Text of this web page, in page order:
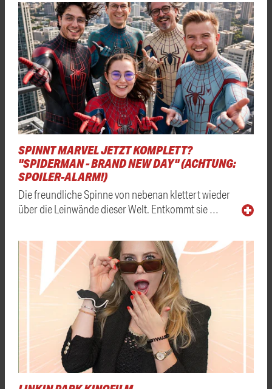
SPINNT MARVEL JETZT KOMPLETT?
"SPIDERMAN - BRAND NEW DAY" (ACHTUNG:
SPOILER-ALARM!)
Die freundliche Spinne von nebenan klettert wieder
über die Leinwände dieser Welt. Entkommt sie …